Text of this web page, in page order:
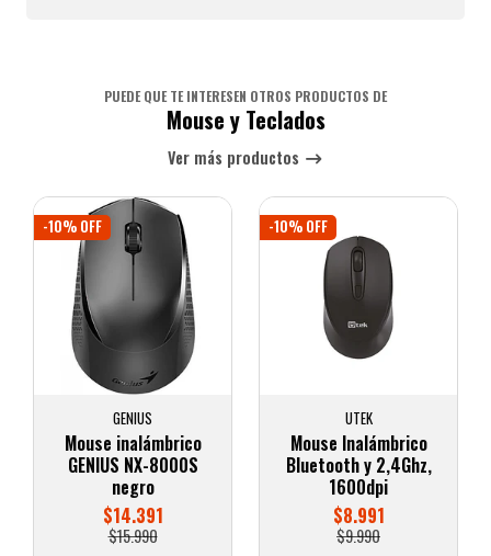
PUEDE QUE TE INTERESEN OTROS PRODUCTOS DE
Mouse y Teclados
Ver más productos
-10% OFF
GENIUS
Mouse inalámbrico
GENIUS NX-8000S
negro
$14.391
$15.990
-10% OFF
UTEK
Mouse Inalámbrico
Bluetooth y 2,4Ghz,
1600dpi
$8.991
$9.990